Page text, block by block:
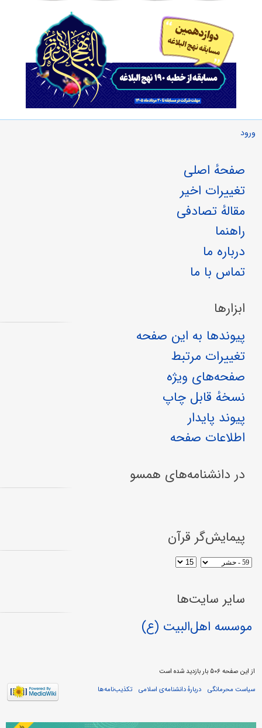
ورود
صفحهٔ اصلی
تغییرات اخیر
مقالهٔ تصادفی
راهنما
درباره ما
تماس با ما
ابزارها
پیوندها به این صفحه
تغییرات مرتبط
صفحه‌های ویژه
نسخهٔ قابل چاپ
پیوند پایدار
اطلاعات صفحه
در دانشنامه‌های همسو
پیمایش‌گر قرآن
سایر سایت‌ها
موسسه اهل‌البیت (ع)
از این صفحه ۵۰۶ بار بازدید شده است
سیاست محرمانگی
دربارهٔ دانشنامه‌ی اسلامی تکذیب‌نامه‌ها